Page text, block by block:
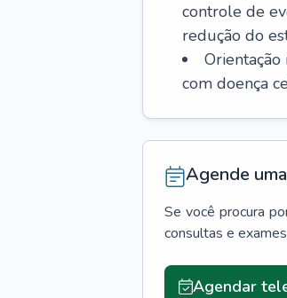
controle de
redução do
Orientação
com doença
Agende
Se você procura
consultas e
Agendar